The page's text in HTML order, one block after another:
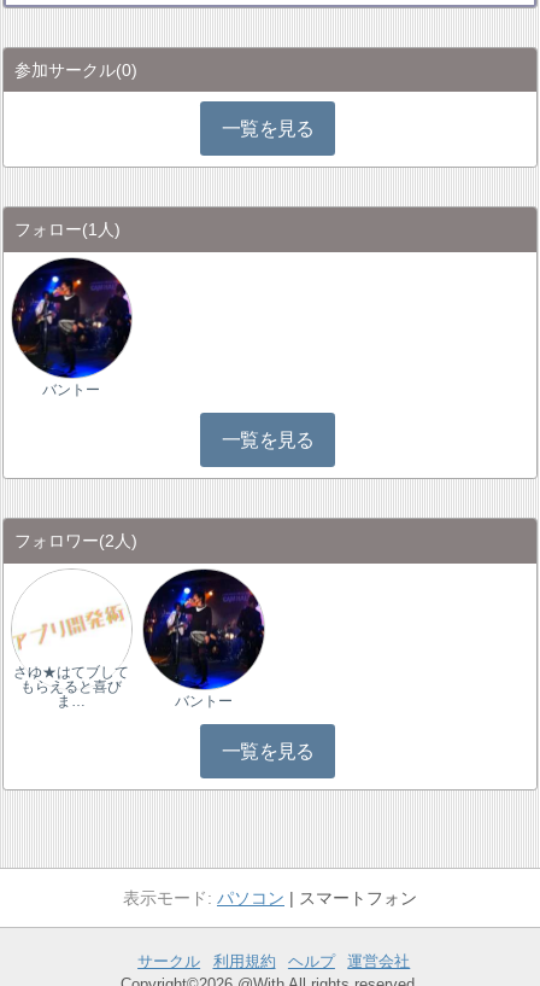
参加サークル(0)
一覧を見る
フォロー(1人)
バントー
一覧を見る
フォロワー(2人)
さゆ★はてブして
もらえると喜び
ま…
バントー
一覧を見る
パソコン スマートフォン
サークル 利用規約 ヘルプ
運営会社